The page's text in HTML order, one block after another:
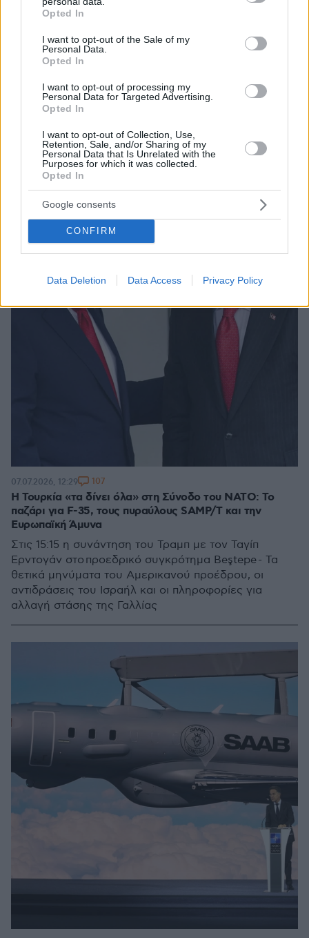
grant or deny consent to Google and its third-party tags to
use your data for below specified purposes in below Google
consent section.
Opted In
I want to opt-out of the Sale of my
Personal Data.
Opted In
I want to opt-out of processing my
Personal Data for Targeted Advertising.
Opted In
I want to opt-out of Collection, Use,
Retention, Sale, and/or Sharing of my
Personal Data that Is Unrelated with the
Purposes for which it was collected.
Opted In
Google consents
CONFIRM
Data Deletion Data Access Privacy Policy
Δεν μπορούμε να έχουμε κυρώσεις σε φίλους μας, θα
εξετάσουμε να δώσουμε τα F-35 στην Τουρκία, είπε ο
Τραμπ στον Ερντογάν
Την απογοήτευσή του για τους Συμμάχους του ΝΑΤΟ
που δεν βοήθησαν τις ΗΠΑ με το Ιράν, εξέφρασε ο
Τραμπ - Την Τετάρτη αναμένεται η συνάντησή του με
τον Ζελένσκι - Επενδύσεις $40 δισ. για drones,
ανακοίνωσε ο Ρούτε, για λογαριασμό του ΝΑΤΟ
07.07.2026, 16:19
Η Τουρκία «τα δίνει όλα» στη Σύνοδο του ΝΑΤΟ: Το
παζάρι για F-35, τους πυραύλους SAMP/T και την
Ευρωπαϊκή Άμυνα
Στις 15:15 η συνάντηση του Τραμπ με τον Ταγίπ
Ερντογάν στο προεδρικό συγκρότημα Beştepe - Τα
θετικά μηνύματα του Αμερικανού προέδρου, οι
αντιδράσεις του Ισραήλ και οι πληροφορίες για
αλλαγή στάσης της Γαλλίας
07.07.2026, 12:29 107